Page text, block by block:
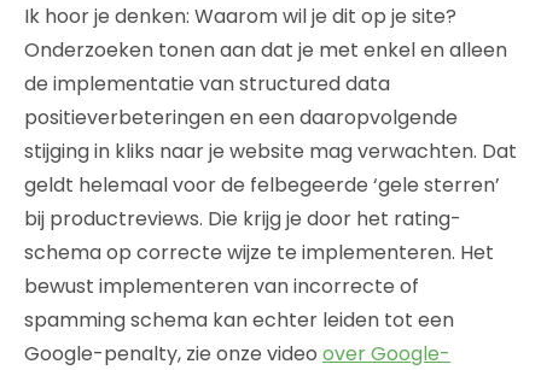
Ik hoor je denken: Waarom wil je dit op je site?
Onderzoeken tonen aan dat je met enkel en alleen
de implementatie van structured data
positieverbeteringen en een daaropvolgende
stijging in kliks naar je website mag verwachten. Dat
geldt helemaal voor de felbegeerde ‘gele sterren’
bij productreviews. Die krijg je door het rating-
schema op correcte wijze te implementeren. Het
bewust implementeren van incorrecte of
spamming schema kan echter leiden tot een
Google-penalty, zie onze video over Google-